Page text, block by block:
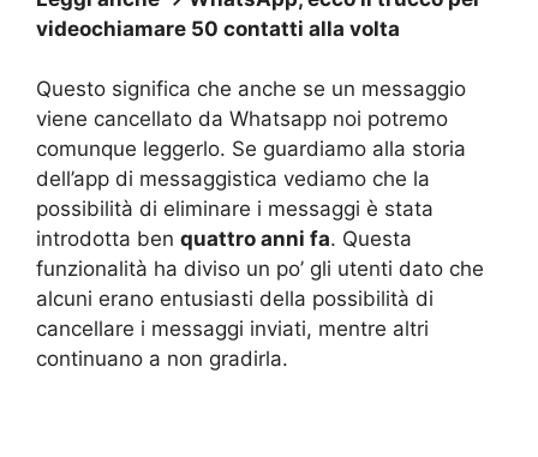
videochiamare 50 contatti alla volta
Questo significa che anche se un messaggio
viene cancellato da Whatsapp noi potremo
comunque leggerlo. Se guardiamo alla storia
dell’app di messaggistica vediamo che la
possibilità di eliminare i messaggi è stata
introdotta ben quattro anni fa. Questa
funzionalità ha diviso un po’ gli utenti dato che
alcuni erano entusiasti della possibilità di
cancellare i messaggi inviati, mentre altri
continuano a non gradirla.